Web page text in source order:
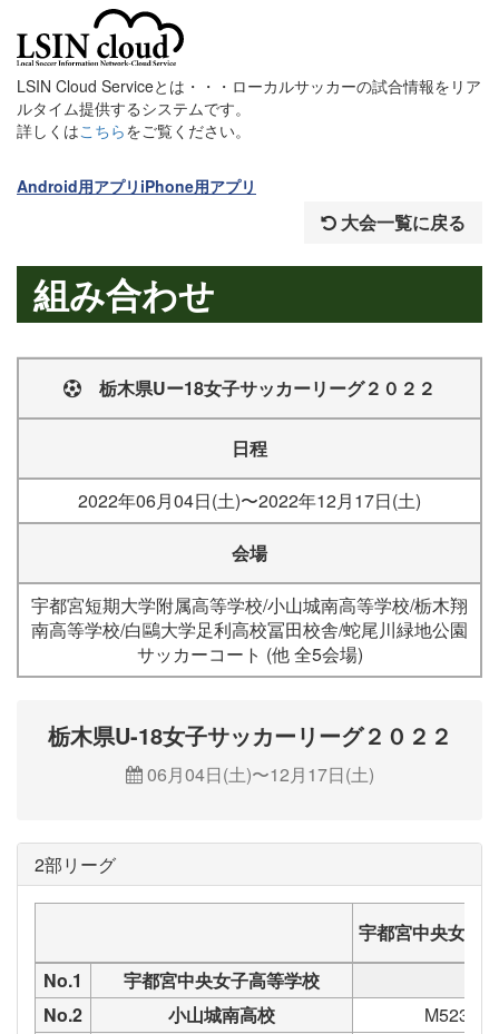
LSIN Cloud Serviceとは・・・ローカルサッカーの試合情報をリア
ルタイム提供するシステムです。
詳しくはこちらをご覧ください。
Android用アプリ iPhone用アプリ
大会一覧に戻る
組み合わせ
栃木県Uー18女子サッカーリーグ２０２２
日程
2022年06月04日(土)〜2022年12月17日(土)
会場
宇都宮短期大学附属高等学校/小山城南高等学校/栃木翔
南高等学校/白鷗大学足利高校冨田校舎/蛇尾川緑地公園
サッカーコート (他 全5会場)
栃木県U-18女子サッカーリーグ２０２２
06月04日(土)〜12月17日(土)
2部リーグ
宇都宮中央女子
No.1
宇都宮中央女子高等学校
No.2
小山城南高校
M52383